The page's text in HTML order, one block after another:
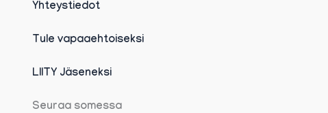
Yhteystiedot
Tule vapaaehtoiseksi
LIITY Jäseneksi
Seuraa somessa